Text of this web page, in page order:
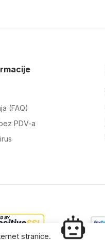
(FAQ)
PDV-a
stranice.